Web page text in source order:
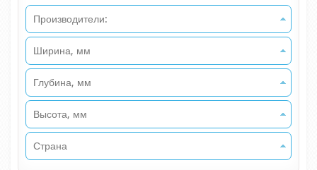
Производители:
Ширина, мм
Глубина, мм
Высота, мм
Страна